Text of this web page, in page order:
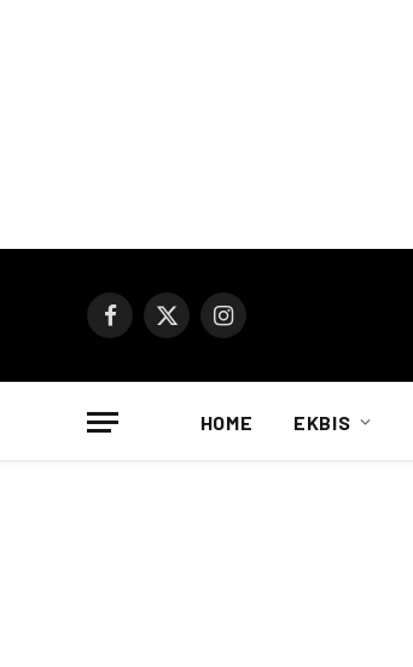
Facebook
X
Instagram
HOME EKBIS